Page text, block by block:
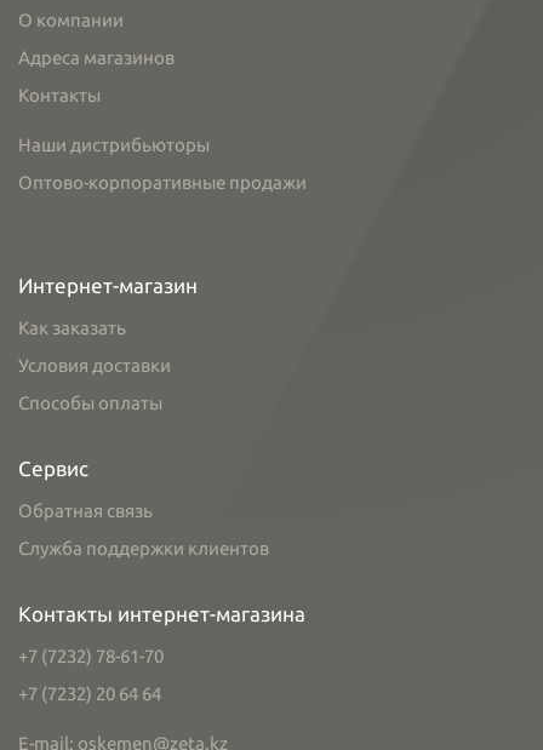
О компании
Адреса магазинов
Контакты
Наши дистрибьюторы
Оптово-корпоративные продажи
Интернет-магазин
Как заказать
Условия доставки
Способы оплаты
Сервис
Обратная связь
Служба поддержки клиентов
Контакты интернет-магазина
+7 (7232) 78-61-70
+7 (7232) 20 64 64
E-mail: oskemen@zeta.kz